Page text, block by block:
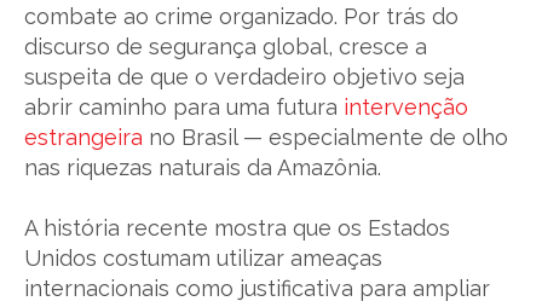
combate ao crime organizado. Por trás do
discurso de segurança global, cresce a
suspeita de que o verdadeiro objetivo seja
abrir caminho para uma futura intervenção
estrangeira no Brasil — especialmente de olho
nas riquezas naturais da Amazônia.
A história recente mostra que os Estados
Unidos costumam utilizar ameaças
internacionais como justificativa para ampliar